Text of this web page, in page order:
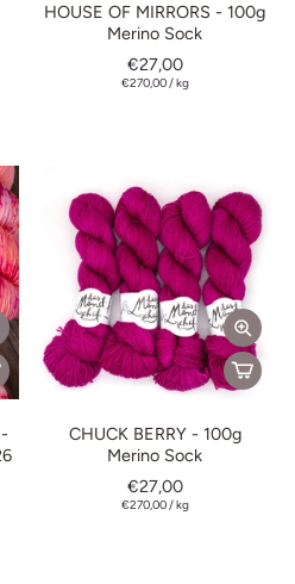
HOUSE OF MIRRORS - 100g
Merino Sock
€27,00
€270,00/kg
CHUCK BERRY - 100g
Merino Sock
€27,00
€270,00/kg